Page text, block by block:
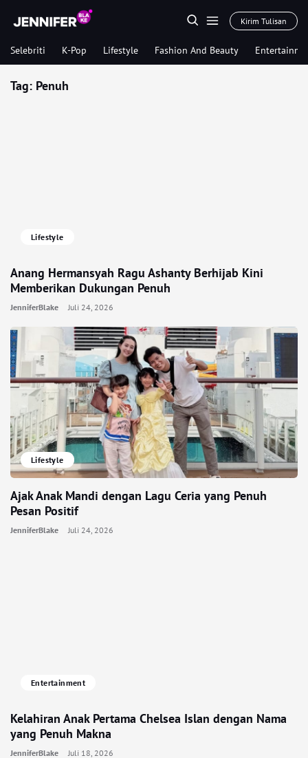
Kirim Tulisan
Selebriti K-Pop Lifestyle Fashion And Beauty
Tag: Penuh
Lifestyle
Anang Hermansyah Ragu Ashanty Berhijab Kini
Memberikan Dukungan Penuh
JenniferBlake Juli 24, 2026
Lifestyle
Ajak Anak Mandi dengan Lagu Ceria yang Penuh
Pesan Positif
JenniferBlake Juli 24, 2026
Entertainment
Kelahiran Anak Pertama Chelsea Islan dengan Nama
yang Penuh Makna
JenniferBlake Juli 18, 2026